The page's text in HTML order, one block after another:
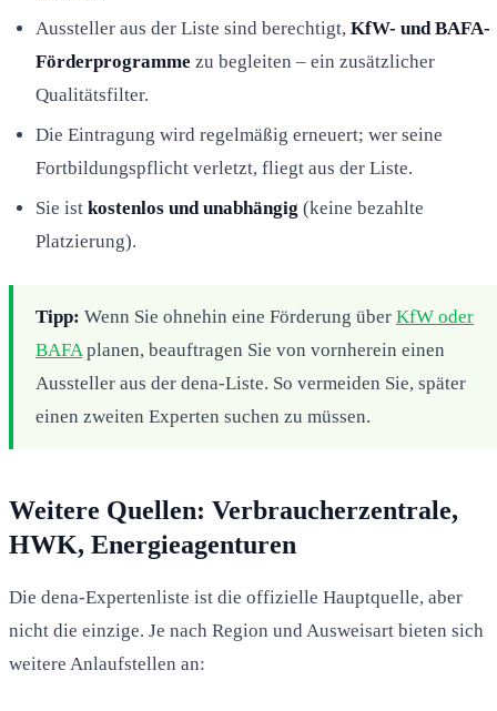
Aussteller aus der Liste sind berechtigt, KfW- und BAFA-
Förderprogramme zu begleiten – ein zusätzlicher
Qualitätsfilter.
Die Eintragung wird regelmäßig erneuert; wer seine
Fortbildungspflicht verletzt, fliegt aus der Liste.
Sie ist kostenlos und unabhängig (keine bezahlte
Platzierung).
Tipp: Wenn Sie ohnehin eine Förderung über KfW oder
BAFA planen, beauftragen Sie von vornherein einen
Aussteller aus der dena-Liste. So vermeiden Sie, später
einen zweiten Experten suchen zu müssen.
Weitere Quellen: Verbraucherzentrale,
HWK, Energieagenturen
Die dena-Expertenliste ist die offizielle Hauptquelle, aber
nicht die einzige. Je nach Region und Ausweisart bieten sich
weitere Anlaufstellen an: